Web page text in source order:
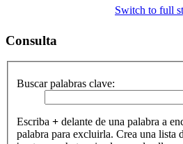
Switch to full
Consulta
Buscar palabras clave:
Escriba + delante de una palabra a
palabra para excluirla. Crea una lista